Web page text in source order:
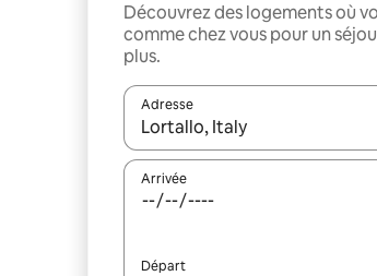
Découvrez des logements où
comme chez vous pour un
plus.
Adresse
Lorsque les résultats s'affichent,
Arrivée
Départ